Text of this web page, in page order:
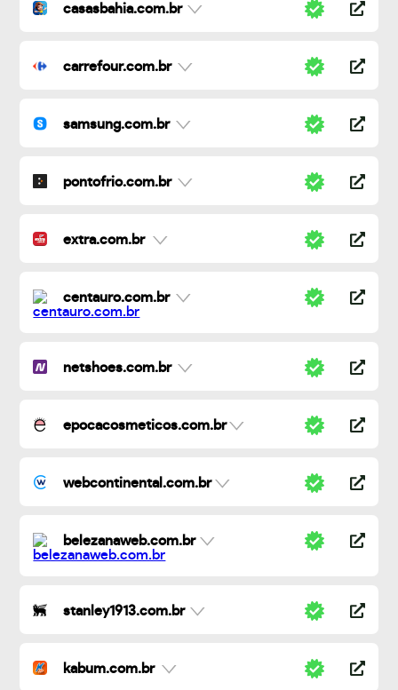
casasbahia.com.br
carrefour.com.br
samsung.com.br
pontofrio.com.br
extra.com.br
centauro.com.br
netshoes.com.br
epocacosmeticos.com.br
webcontinental.com.br
belezanaweb.com.br
stanley1913.com.br
kabum.com.br